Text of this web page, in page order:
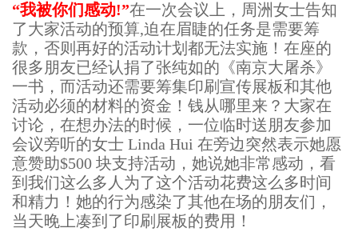
“我被你们感动!”在一次会议上，周洲女士告知
了大家活动的预算,迫在眉睫的任务是需要筹
款，否则再好的活动计划都无法实施！在座的
很多朋友已经认捐了张纯如的《南京大屠杀》
一书，而活动还需要筹集印刷宣传展板和其他
活动必须的材料的资金！钱从哪里来？大家在
讨论，在想办法的时候，一位临时送朋友参加
会议旁听的女士 Linda Hui 在旁边突然表示她愿
意赞助$500 块支持活动，她说她非常感动，看
到我们这么多人为了这个活动花费这么多时间
和精力！她的行为感染了其他在场的朋友们，
当天晚上凑到了印刷展板的费用！